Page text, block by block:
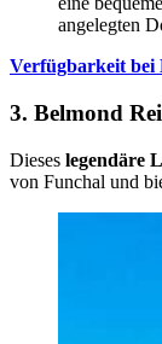
angelegten
Verfügbarkeit bei
3. Belmond
Dieses legendäre
von Funchal und